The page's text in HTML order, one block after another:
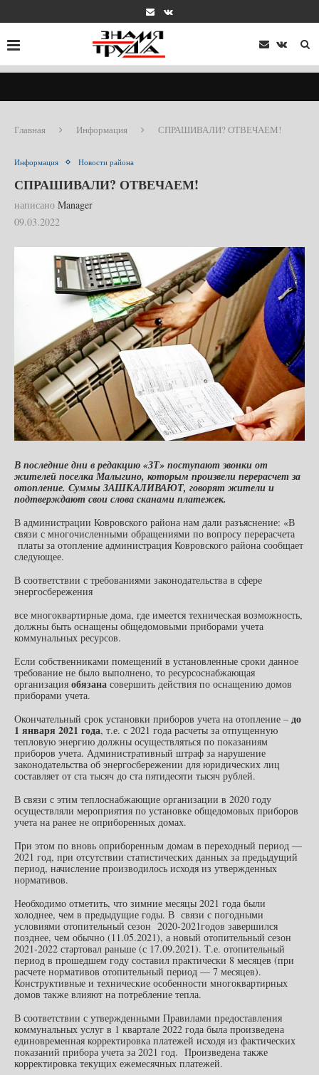
Главная Информация СПРАШИВАЛИ? ОТВЕЧАЕМ!
Информация Новости района
СПРАШИВАЛИ? ОТВЕЧАЕМ!
написано Manager
09.03.2022
В последние дни в редакцию «ЗТ» поступают звонки от
жителей поселка Малыгино, которым произвели перерасчет за
отопление. Суммы ЗАШКАЛИВАЮТ, говорят жители и
подтверждают свои слова сканами платежек.
В администрации Ковровского района нам дали разъяснение: «В
связи с многочисленными обращениями по вопросу перерасчета
платы за отопление администрация Ковровского района сообщает
следующее.
В соответствии с требованиями законодательства в сфере
энергосбережения
все многоквартирные дома, где имеется техническая возможность,
должны быть оснащены общедомовыми приборами учета
коммунальных ресурсов.
Если собственниками помещений в установленные сроки данное
требование не было выполнено, то ресурсоснабжающая
организация обязана совершить действия по оснащению домов
приборами учета.
Окончательный срок установки приборов учета на отопление – до
1 января 2021 года, т.е. с 2021 года расчеты за отпущенную
тепловую энергию должны осуществляться по показаниям
приборов учета. Административный штраф за нарушение
законодательства об энергосбережении для юридических лиц
составляет от ста тысяч до ста пятидесяти тысяч рублей.
В связи с этим теплоснабжающие организации в 2020 году
осуществляли мероприятия по установке общедомовых приборов
учета на ранее не оприборенных домах.
При этом по вновь оприборенным домам в переходный период —
2021 год, при отсутствии статистических данных за предыдущий
период, начисление производилось исходя из утвержденных
нормативов.
Необходимо отметить, что зимние месяцы 2021 года были
холоднее, чем в предыдущие годы. В связи с погодными
условиями отопительный сезон 2020-2021годов завершился
позднее, чем обычно (11.05.2021), а новый отопительный сезон
2021-2022 стартовал раньше (с 17.09.2021). Т.е. отопительный
период в прошедшем году составил практически 8 месяцев (при
расчете нормативов отопительный период — 7 месяцев).
Конструктивные и технические особенности многоквартирных
домов также влияют на потребление тепла.
В соответствии с утвержденными Правилами предоставления
коммунальных услуг в 1 квартале 2022 года была произведена
единовременная корректировка платежей исходя из фактических
показаний прибора учета за 2021 год. Произведена также
корректировка текущих ежемесячных платежей.